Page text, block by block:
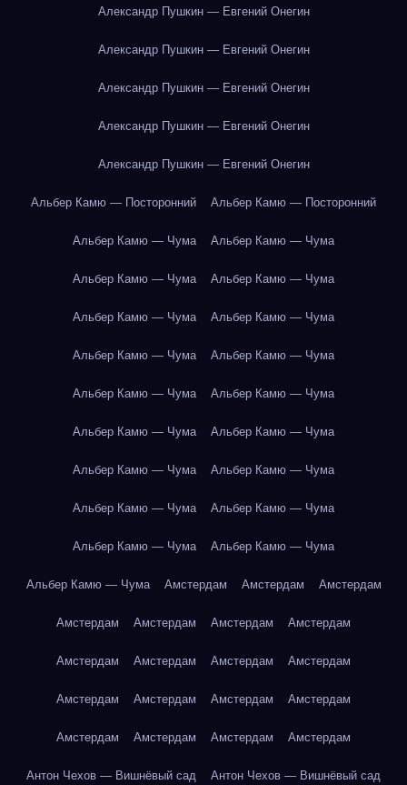
Александр Пушкин — Евгений Онегин
Александр Пушкин — Евгений Онегин
Александр Пушкин — Евгений Онегин
Александр Пушкин — Евгений Онегин
Александр Пушкин — Евгений Онегин
Альбер Камю — Посторонний Альбер Камю — Посторонний
Альбер Камю — Чума Альбер Камю — Чума
Альбер Камю — Чума Альбер Камю — Чума
Альбер Камю — Чума Альбер Камю — Чума
Альбер Камю — Чума Альбер Камю — Чума
Альбер Камю — Чума Альбер Камю — Чума
Альбер Камю — Чума Альбер Камю — Чума
Альбер Камю — Чума Альбер Камю — Чума
Альбер Камю — Чума Альбер Камю — Чума
Альбер Камю — Чума Альбер Камю — Чума
Альбер Камю — Чума Амстердам Амстердам Амстердам
Амстердам Амстердам Амстердам Амстердам
Амстердам Амстердам Амстердам Амстердам
Амстердам Амстердам Амстердам Амстердам
Амстердам Амстердам Амстердам Амстердам
Антон Чехов — Вишнёвый сад Антон Чехов — Вишнёвый сад